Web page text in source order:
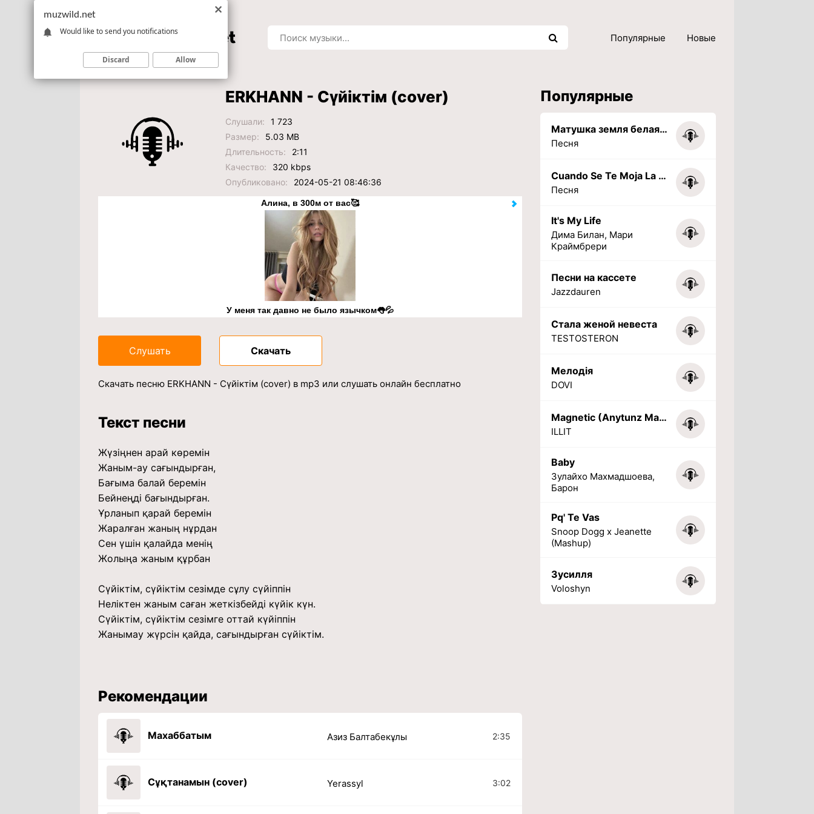
Популярные Новые
ERKHANN - Сүйіктім (cover)
Слушали:
1 723
Размер:
5.03 MB
Длительность:
2:11
Качество:
320 kbps
Опубликовано:
2024-05-21 08:46:36
Алина, в 300м от вас🥰
У меня так давно не было язычком👅💦
Слушать Скачать
Скачать песню ERKHANN - Сүйіктім (cover) в mp3 или слушать онлайн бесплатно
Текст песни
Жүзіңнен арай көремін
Жаным-ау сағындырған,
Бағыма балай беремін
Бейнеңді бағындырған.
Ұрланып қарай беремін
Жаралған жаның нұрдан
Сен үшін қалайда менің
Жолыңа жаным құрбан
Сүйіктім, сүйіктім сезімде сұлу сүйіппін
Неліктен жаным саған жеткізбейді күйік күн.
Сүйіктім, сүйіктім сезімге оттай күйіппін
Жанымау жүрсін қайда, сағындырған сүйіктім.
Рекомендации
Махаббатым Азиз Балтабекұлы 2:35
Сұқтанамын (cover) Yerassyl 3:02
Популярные
Матушка земля белая березонька
Песня
Cuando Se Te Moja La Tarea (PHONK) (Slowed + Reverbed)
Песня
It's My Life
Дима Билан, Мари
Краймбрери
Песни на кассете
Jazzdauren
Стала женой невеста
TESTOSTERON
Мелодія
DOVI
Magnetic (Anytunz Marimba Ringtone)
ILLIT
Baby
Зулайхо Махмадшоева,
Барон
Pq' Te Vas
Snoop Dogg x Jeanette
(Mashup)
Зусилля
Voloshyn
muzwild.net
Would like to send you notifications
Discard Allow